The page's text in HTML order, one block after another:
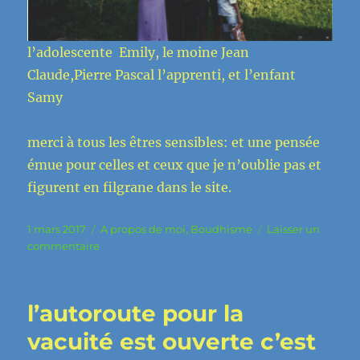
l’adolescente Emily, le moine Jean
Claude,Pierre Pascal l’apprenti, et l’enfant
Samy
merci à tous les êtres sensibles: et une pensée
émue pour celles et ceux que je n’oublie pas et
figurent en filgrane dans le site.
Publié
le
1 mars 2017 Catégories
A propos de moi, Boudhisme
Laisser un
commentairesur
l’autoroute pour la
vacuité est ouverte c’est